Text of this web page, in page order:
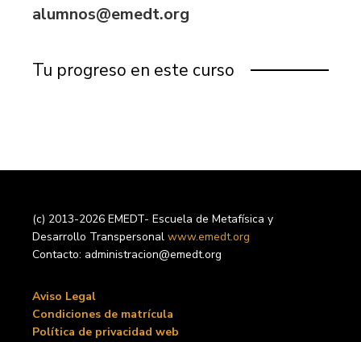
alumnos@emedt.org
Tu progreso en este curso
(c) 2013-2026 EMEDT- Escuela de Metafísica y
Desarrollo Transpersonal www.emedt.org
Contacto: administracion@emedt.org
Aviso Legal
Condiciones de matrícula
Política de privacidad web